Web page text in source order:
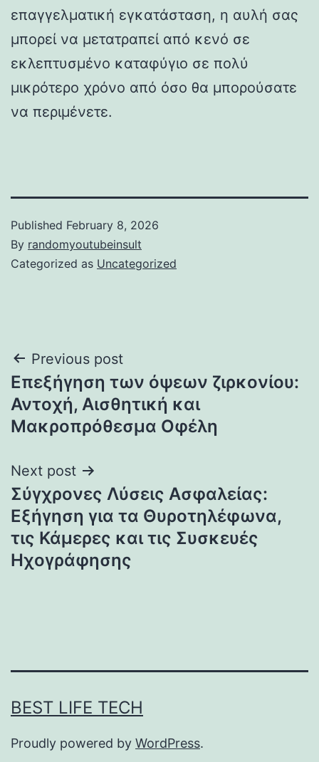
επαγγελματική εγκατάσταση, η αυλή σας
μπορεί να μετατραπεί από κενό σε
εκλεπτυσμένο καταφύγιο σε πολύ
μικρότερο χρόνο από όσο θα μπορούσατε
να περιμένετε.
Published February 8, 2026
By randomyoutubeinsult
Categorized as Uncategorized
Post
navigation
Previous post
Επεξήγηση των όψεων ζιρκονίου:
Αντοχή, Αισθητική και
Μακροπρόθεσμα Οφέλη
Next post
Σύγχρονες Λύσεις Ασφαλείας:
Εξήγηση για τα Θυροτηλέφωνα,
τις Κάμερες και τις Συσκευές
Ηχογράφησης
BEST LIFE TECH
Proudly powered by WordPress.